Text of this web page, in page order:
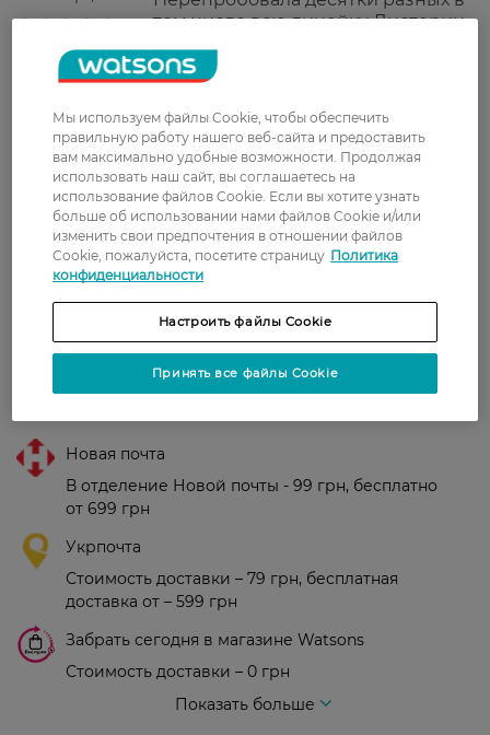
том числе всю линейку Листерин
в 1" действительно хорошо, дёсна
залечила в считанные дни,
дыхание всегда свежее. Спасибо
Ватсонс за акции, запасаюсь
впрок.
Олена
17 июля, 2021
Ополаскиватель просто супер.
приятный на вкус и с реальным
эффектом для десен, мне
нравиться
Показати ще
Новая почта
В отделение Новой почты - 99 грн, бесплатно
от 699 грн
Укрпочта
Стоимость доставки – 79 грн, бесплатная
доставка от – 599 грн
Забрать сегодня в магазине Watsons
Стоимость доставки – 0 грн
Показать больше
Мы используем файлы Cookie, чтобы обеспечить
правильную работу нашего веб-сайта и предоставить
вам максимально удобные возможности. Продолжая
использовать наш сайт, вы соглашаетесь на
использование файлов Cookie. Если вы хотите узнать
больше об использовании нами файлов Cookie и/или
изменить свои предпочтения в отношении файлов
Cookie, пожалуйста, посетите страницу Политика
конфиденциальности
Настроить файлы Cookie
Принять все файлы Cookie